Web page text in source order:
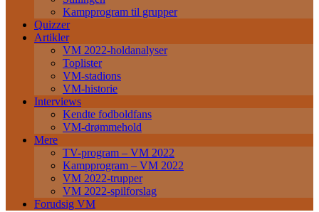
Kampprogram til grupper
Quizzer
Artikler
VM 2022-holdanalyser
Toplister
VM-stadions
VM-historie
Interviews
Kendte fodboldfans
VM-drømmehold
Mere
TV-program – VM 2022
Kampprogram – VM 2022
VM 2022-trupper
VM 2022-spilforslag
Forudsig VM